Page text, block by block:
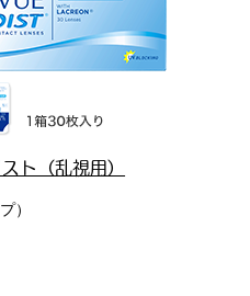
ト（乱視用）
）